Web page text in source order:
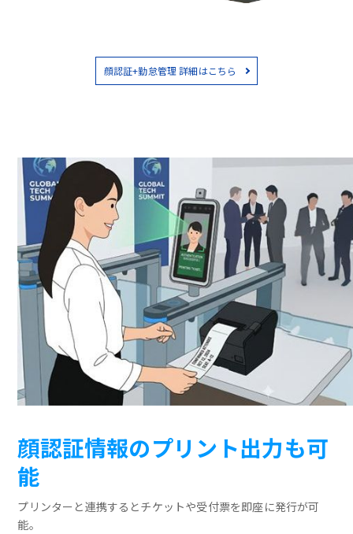
顔認証+勤怠管理 詳細はこちら
顔認証情報のプリント出力も可
能
プリンターと連携するとチケットや受付票を即座に発行が可
能。